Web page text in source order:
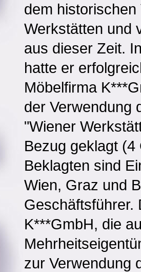
dem
Werkstätten und
aus dieser Zeit.
hatte er
Möbelfirma
der Verwendung
"Wiener
Bezug geklagt
Beklagten sind
Wien, Graz und
Geschäftsführer.
K***GmbH, die
zur Verwendung